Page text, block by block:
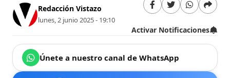
Redacción Vistazo
lunes, 2 junio 2025 - 19:10
Activar Notificaciones
Únete a nuestro canal de WhatsApp